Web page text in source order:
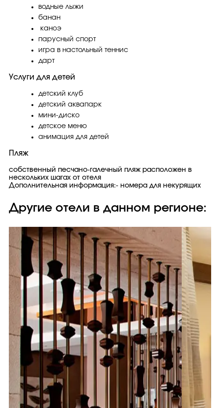
водные лыжи
банан
каноэ
парусный спорт
игра в настольный теннис
дарт
Услуги для детей
детский клуб
детский аквапарк
мини-диско
детское меню
анимация для детей
Пляж
собственный песчано-галечный пляж расположен в
нескольких шагах от отеля
Дополнительная информация:- номера для некурящих
Другие отели в данном регионе: